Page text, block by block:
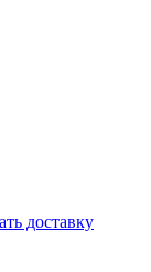
доставку